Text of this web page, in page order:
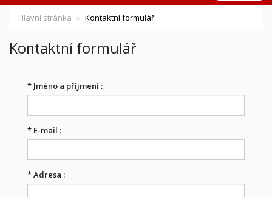
Hlavní stránka Kontaktní formulář
Kontaktní formulář
* Jméno a příjmení :
* E-mail :
*Adresa :